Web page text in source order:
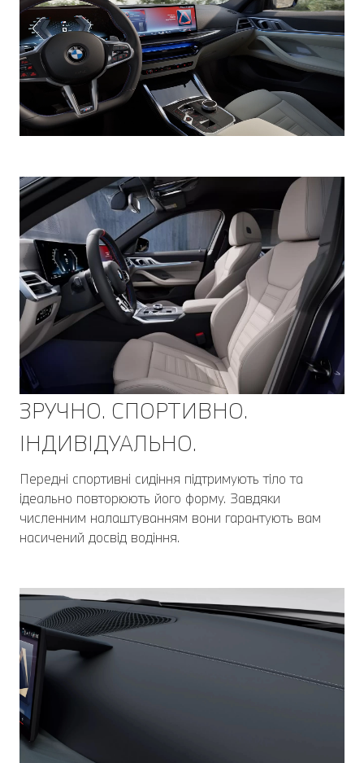
ЗРУЧНО. СПОРТИВНО.
ІНДИВІДУАЛЬНО.
Передні спортивні сидіння підтримують тіло та
ідеально повторюють його форму. Завдяки
численним налаштуванням вони гарантують вам
насичений досвід водіння.